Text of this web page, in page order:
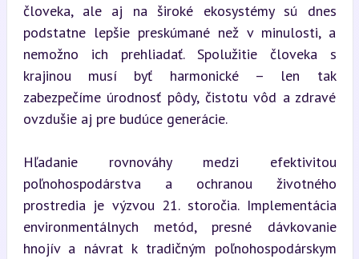
človeka, ale aj na široké ekosystémy sú dnes
podstatne lepšie preskúmané než v minulosti, a
nemožno ich prehliadať. Spolužitie človeka s
krajinou musí byť harmonické – len tak
zabezpečíme úrodnosť pôdy, čistotu vôd a zdravé
ovzdušie aj pre budúce generácie.
Hľadanie rovnováhy medzi efektivitou
poľnohospodárstva a ochranou životného
prostredia je výzvou 21. storočia. Implementácia
environmentálnych metód, presné dávkovanie
hnojív a návrat k tradičným poľnohospodárskym